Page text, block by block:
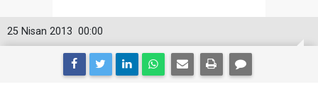
00:00
25 Nisan 2013